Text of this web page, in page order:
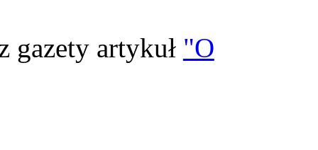
gazety artykuł "O